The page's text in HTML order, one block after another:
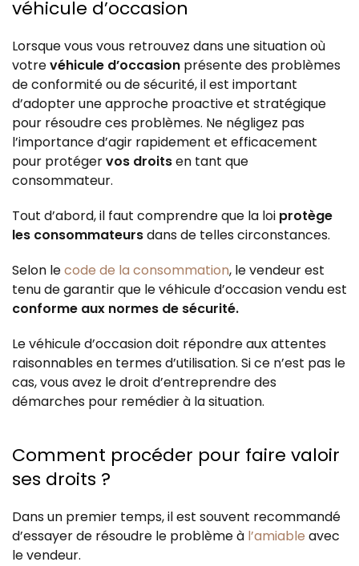
véhicule d’occasion
Lorsque vous vous retrouvez dans une situation où
votrevéhicule d’occasion présente des problèmes
de conformité ou de sécurité, il est important
d’adopter une approche proactive et stratégique
pour résoudre ces problèmes. Ne négligez pas
l’importance d’agir rapidement et efficacement
pour protégervos droitsen tant que
consommateur.
Tout d’abord, il faut comprendre que la loi protège
les consommateursdans de telles circonstances.
Selon lecode de la consommation, le vendeur est
tenu de garantir que le véhicule d’occasion vendu est
conforme aux normes de sécurité.
Le véhicule d’occasion doit répondre aux attentes
raisonnables en termes d’utilisation. Si ce n’est pas le
cas, vous avez le droit d’entreprendre des
démarches pour remédier à la situation.
Comment procéder pour faire valoir
ses droits ?
Dans un premier temps, il est souvent recommandé
d’essayer de résoudre le problème à l’amiable avec
le vendeur.